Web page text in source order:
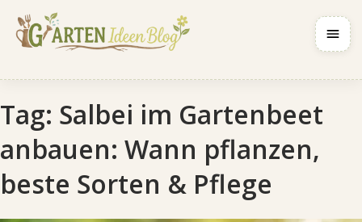
Tag: Salbei im Gartenbeet
anbauen: Wann pflanzen,
beste Sorten & Pflege